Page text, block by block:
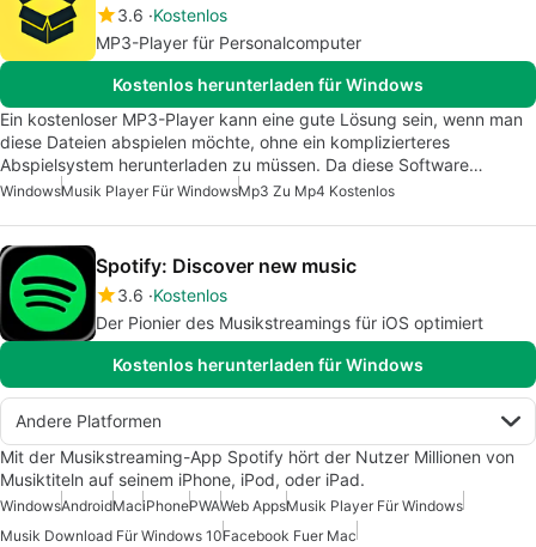
3.6 Kostenlos
MP3-Player für Personalcomputer
Kostenlos herunterladen für Windows
Ein kostenloser MP3-Player kann eine gute Lösung sein, wenn man
diese Dateien abspielen möchte, ohne ein komplizierteres
Abspielsystem herunterladen zu müssen. Da diese Software…
WindowsMusik Player Für WindowsMp3 Zu Mp4 Kostenlos
Spotify: Discover new music
3.6 Kostenlos
Der Pionier des Musikstreamings für iOS optimiert
Kostenlos herunterladen für Windows
Andere Platformen
Mit der Musikstreaming-App Spotify hört der Nutzer Millionen von
Musiktiteln auf seinem iPhone, iPod, oder iPad.
WindowsAndroidMaciPhonePWAWeb AppsMusik Player Für Windows
Musik Download Für Windows 10Facebook Fuer Mac